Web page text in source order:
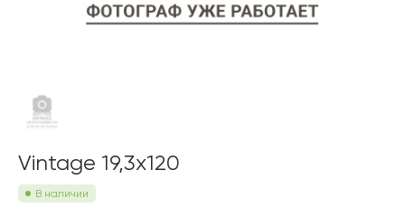
Vintage 19,3x120
В наличии